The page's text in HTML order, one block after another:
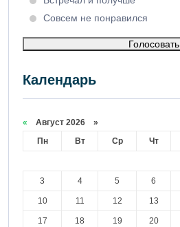
Совсем не понравился
Голосовать
Календарь
« Август 2026 »
Пн
Вт Ср Чт
3 4 5 6
10 11 12 13
17 18 19 20